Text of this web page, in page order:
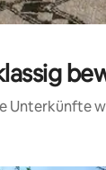
Unterkünfte